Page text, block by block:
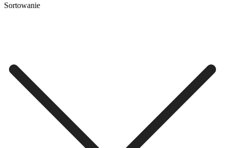
Sortowanie